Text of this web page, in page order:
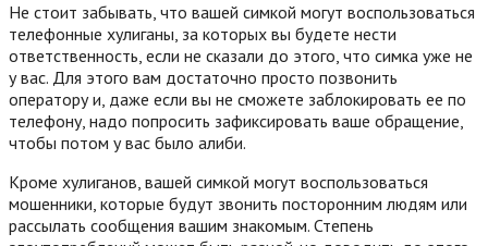
Не стоит забывать, что вашей симкой могут воспользоваться
телефонные хулиганы, за которых вы будете нести
ответственность, если не сказали до этого, что симка уже не
у вас. Для этого вам достаточно просто позвонить
оператору и, даже если вы не сможете заблокировать ее по
телефону, надо попросить зафиксировать ваше обращение,
чтобы потом у вас было алиби.
Кроме хулиганов, вашей симкой могут воспользоваться
мошенники, которые будут звонить посторонним людям или
рассылать сообщения вашим знакомым. Степень